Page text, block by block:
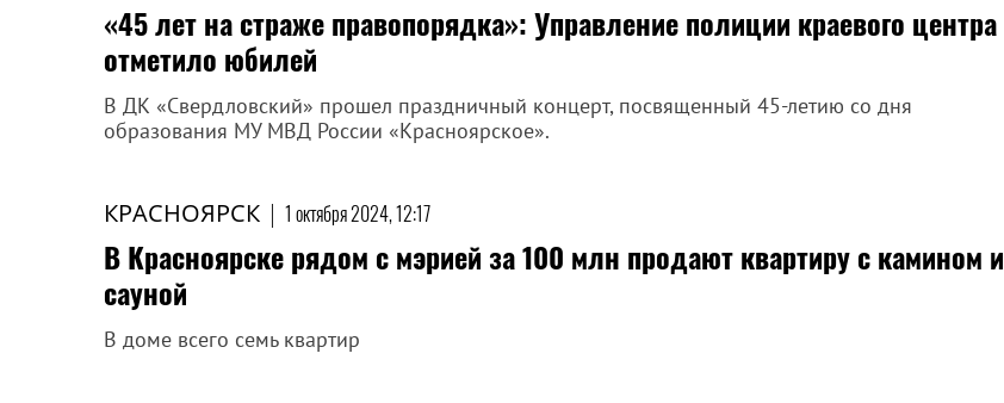
«45 лет на страже правопорядка»: Управление полиции краевого центра
отметило юбилей
В ДК «Свердловский» прошел праздничный концерт, посвященный 45-летию со дня
образования МУ МВД России «Красноярское».
КРАСНОЯРСК | 1 октября 2024, 12:17
В Красноярске рядом с мэрией за 100 млн продают квартиру с камином и
сауной
В доме всего семь квартир